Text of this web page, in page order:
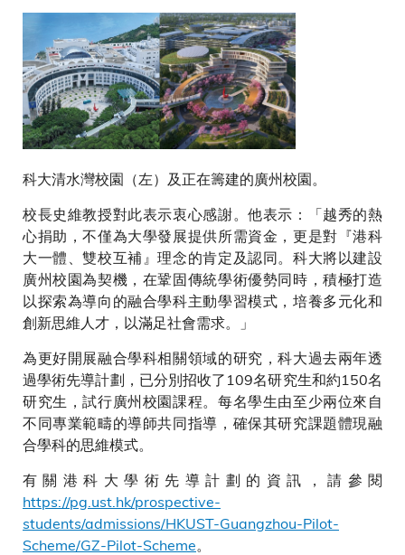
科大清水灣校園（左）及正在籌建的廣州校園。
校長史維教授對此表示衷心感謝。他表示：「越秀的熱
心捐助，不僅為大學發展提供所需資金，更是對『港科
大一體、雙校互補』理念的肯定及認同。科大將以建設
廣州校園為契機，在鞏固傳統學術優勢同時，積極打造
以探索為導向的融合學科主動學習模式，培養多元化和
創新思維人才，以滿足社會需求。」
為更好開展融合學科相關領域的研究，科大過去兩年透
過學術先導計劃，已分別招收了109名研究生和約150名
研究生，試行廣州校園課程。每名學生由至少兩位來自
不同專業範疇的導師共同指導，確保其研究課題體現融
合學科的思維模式。
有關港科大學術先導計劃的資訊，請參閱
https://pg.ust.hk/prospective-
students/admissions/HKUST-Guangzhou-Pilot-
Scheme/GZ-Pilot-Scheme。